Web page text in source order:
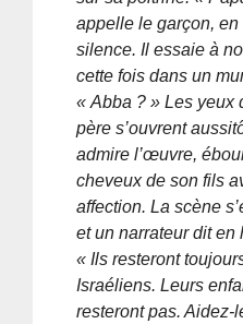
appelle le garçon, en
silence. Il essaie à
cette fois dans un
« Abba ? » Les yeux
père s’ouvrent
admire l’œuvre,
cheveux de son fils
affection. La scène
et un narrateur dit en
« Ils resteront
Israéliens. Leurs
resteront pas. Aidez-